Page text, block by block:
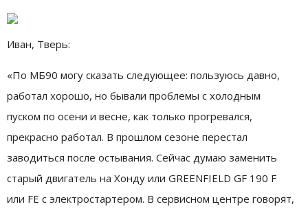
Иван, Тверь:
«По МБ90 могу сказать следующее: пользуюсь давно,
работал хорошо, но бывали проблемы с холодным
пуском по осени и весне, как только прогревался,
прекрасно работал. В прошлом сезоне перестал
заводиться после остывания. Сейчас думаю заменить
старый двигатель на Хонду или GREENFIELD GF 190 F
или FE с электростартером. В сервисном центре говорят,